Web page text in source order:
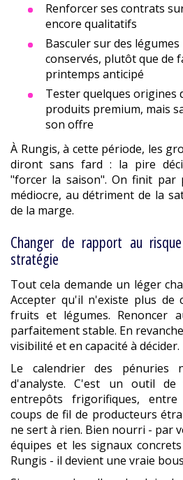
Renforcer ses contrats
encore qualitatifs
Basculer sur des
conservés, plutôt que de
printemps anticipé
Tester quelques origines
produits premium, mais
son offre
À Rungis, à cette période, les
diront sans fard : la pire
"forcer la saison". On finit par
médiocre, au détriment de la
de la marge.
Changer de rapport au
stratégie
Tout cela demande un léger
Accepter qu'il n'existe plus de
fruits et légumes. Renoncer
parfaitement stable. En
visibilité et en capacité à décider.
Le calendrier des pénuries
d'analyste. C'est un outil
entrepôts frigorifiques,
coups de fil de producteurs
ne sert à rien. Bien nourri - par
équipes et les signaux
Rungis - il devient une vraie